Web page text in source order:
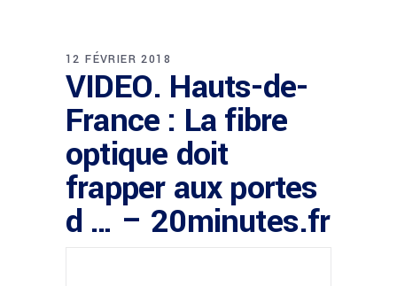
12 FÉVRIER 2018
VIDEO. Hauts-de-
France : La fibre
optique doit
frapper aux portes
d … – 20minutes.fr